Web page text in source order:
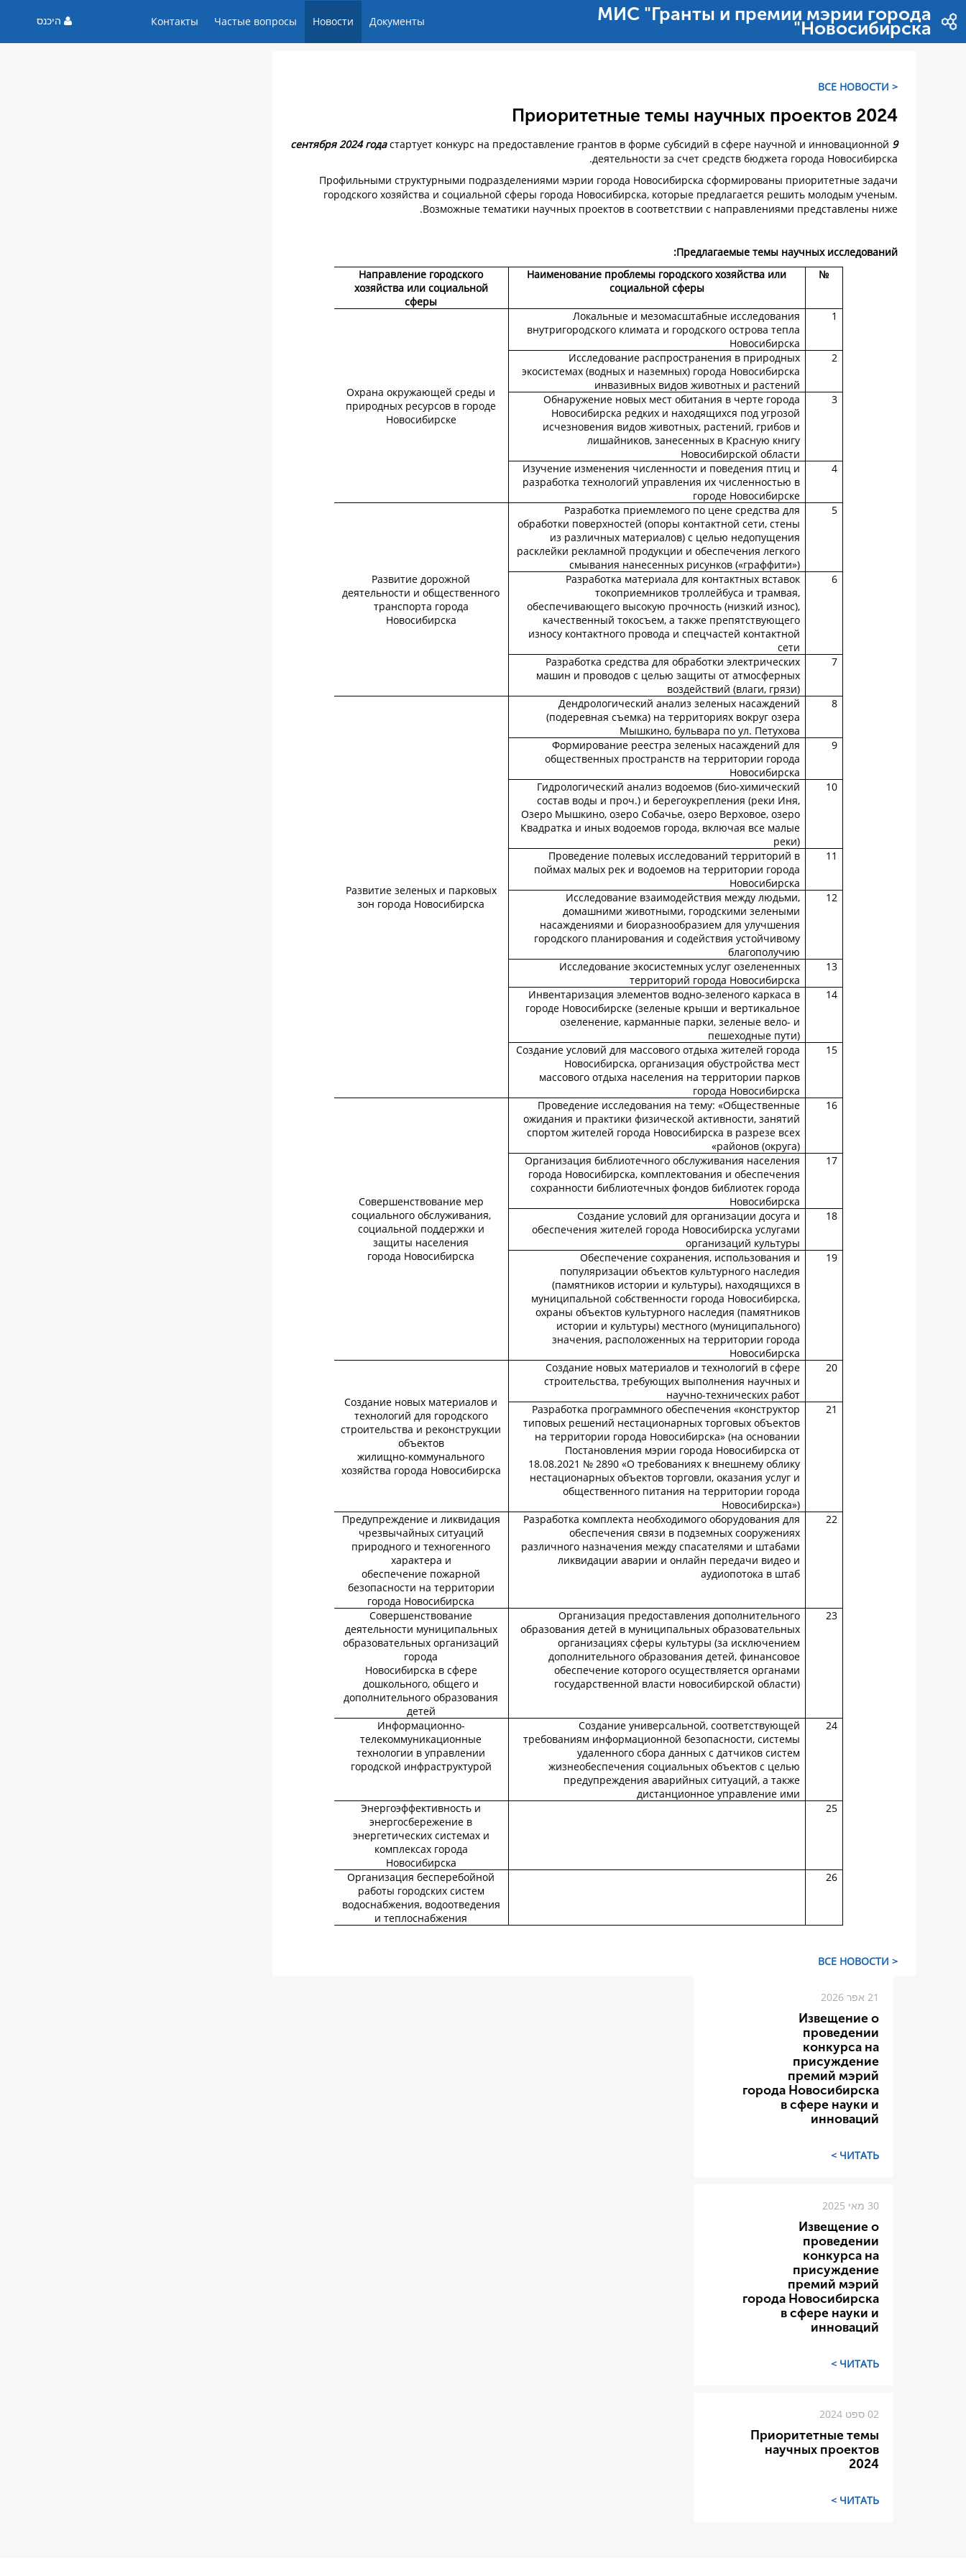
МИС "Гранты и премии мэрии города
Новосибирска"
Документы
Новости
Частые вопросы
Контакты היכנס
< ВСЕ НОВОСТИ
Приоритетные темы научных проектов 2024
9 сентября 2024 года
стартует конкурс на предоставление грантов в форме субсидий в сфере научной и инновационной
деятельности за счет средств бюджета города Новосибирска.
Профильными структурными подразделениями мэрии города Новосибирска сформированы приоритетные задачи
городского хозяйства и социальной сферы города Новосибирска, которые предлагается решить молодым ученым.
Возможные тематики научных проектов в соответствии с направлениями представлены ниже.
Предлагаемые темы научных исследований:
№
Наименование проблемы городского хозяйства или
социальной сферы
Направление городского
хозяйства или социальной
сферы
1
Локальные и мезомасштабные исследования
внутригородского климата и городского острова тепла
Новосибирска
Охрана окружающей среды и
природных ресурсов в городе
Новосибирске
2
Исследование распространения в природных
экосистемах (водных и наземных) города Новосибирска
инвазивных видов животных и растений
3
Обнаружение новых мест обитания в черте города
Новосибирска редких и находящихся под угрозой
исчезновения видов животных, растений, грибов и
лишайников, занесенных в Красную книгу
Новосибирской области
4
Изучение изменения численности и поведения птиц и
разработка технологий управления их численностью в
городе Новосибирске
5
Разработка приемлемого по цене средства для
обработки поверхностей (опоры контактной сети, стены
из различных материалов) с целью недопущения
расклейки рекламной продукции и обеспечения легкого
смывания нанесенных рисунков («граффити»)
Развитие дорожной
деятельности и общественного
транспорта города
Новосибирска
6
Разработка материала для контактных вставок
токоприемников троллейбуса и трамвая,
обеспечивающего высокую прочность (низкий износ),
качественный токосъем, а также препятствующего
износу контактного провода и спецчастей контактной
сети
7
Разработка средства для обработки электрических
машин и проводов с целью защиты от атмосферных
воздействий (влаги, грязи)
8
Дендрологический анализ зеленых насаждений
(подеревная съемка) на территориях вокруг озера
Мышкино, бульвара по ул. Петухова
Развитие зеленых и парковых
зон города Новосибирска
9
Формирование реестра зеленых насаждений для
общественных пространств на территории города
Новосибирска
10
Гидрологический анализ водоемов (био-химический
состав воды и проч.) и берегоукрепления (реки Иня,
Озеро Мышкино, озеро Собачье, озеро Верховое, озеро
Квадратка и иных водоемов города, включая все малые
реки)
11
Проведение полевых исследований территорий в
поймах малых рек и водоемов на территории города
Новосибирска
12
Исследование взаимодействия между людьми,
домашними животными, городскими зелеными
насаждениями и биоразнообразием для улучшения
городского планирования и содействия устойчивому
благополучию
13
Исследование экосистемных услуг озелененных
территорий города Новосибирска
14
Инвентаризация элементов водно-зеленого каркаса в
городе Новосибирске (зеленые крыши и вертикальное
озеленение, карманные парки, зеленые вело- и
пешеходные пути)
15
Создание условий для массового отдыха жителей города
Новосибирска, организация обустройства мест
массового отдыха населения на территории парков
города Новосибирска
16
Проведение исследования на тему: «Общественные
ожидания и практики физической активности, занятий
спортом жителей города Новосибирска в разрезе всех
районов (округа)»
Совершенствование мер
социального обслуживания,
социальной поддержки и
защиты населения
города Новосибирска
17
Организация библиотечного обслуживания населения
города Новосибирска, комплектования и обеспечения
сохранности библиотечных фондов библиотек города
Новосибирска
18
Создание условий для организации досуга и
обеспечения жителей города Новосибирска услугами
организаций культуры
19
Обеспечение сохранения, использования и
популяризации объектов культурного наследия
(памятников истории и культуры), находящихся в
муниципальной собственности города Новосибирска,
охраны объектов культурного наследия (памятников
истории и культуры) местного (муниципального)
значения, расположенных на территории города
Новосибирска
20
Создание новых материалов и технологий в сфере
строительства, требующих выполнения научных и
научно-технических работ
Создание новых материалов и
технологий для городского
строительства и реконструкции
объектов
жилищно-коммунального
хозяйства города Новосибирска
21
Разработка программного обеспечения «конструктор
типовых решений нестационарных торговых объектов
на территории города Новосибирска» (на основании
Постановления мэрии города Новосибирска от
18.08.2021 № 2890 «О требованиях к внешнему облику
нестационарных объектов торговли, оказания услуг и
общественного питания на территории города
Новосибирска»)
22
Разработка комплекта необходимого оборудования для
обеспечения связи в подземных сооружениях
различного назначения между спасателями и штабами
ликвидации аварии и онлайн передачи видео и
аудиопотока в штаб
Предупреждение и ликвидация
чрезвычайных ситуаций
природного и техногенного
характера и
обеспечение пожарной
безопасности на территории
города Новосибирска
23
Организация предоставления дополнительного
образования детей в муниципальных образовательных
организациях сферы культуры (за исключением
дополнительного образования детей, финансовое
обеспечение которого осуществляется органами
государственной власти новосибирской области)
Совершенствование
деятельности муниципальных
образовательных организаций
города
Новосибирска в сфере
дошкольного, общего и
дополнительного образования
детей
24
Создание универсальной, соответствующей
требованиям информационной безопасности, системы
удаленного сбора данных с датчиков систем
жизнеобеспечения социальных объектов с целью
предупреждения аварийных ситуаций, а также
дистанционное управление ими
Информационно-
телекоммуникационные
технологии в управлении
городской инфраструктурой
25
Энергоэффективность и
энергосбережение в
энергетических системах и
комплексах города
Новосибирска
26
Организация бесперебойной
работы городских систем
водоснабжения, водоотведения
и теплоснабжения
< ВСЕ НОВОСТИ
21 אפר 2026
Извещение о
проведении
конкурса на
присуждение
премий мэрий
города Новосибирска
в сфере науки и
инноваций
ЧИТАТЬ >
30 מאי 2025
Извещение о
проведении
конкурса на
присуждение
премий мэрий
города Новосибирска
в сфере науки и
инноваций
ЧИТАТЬ >
02 ספט 2024
Приоритетные темы
научных проектов
2024
ЧИТАТЬ >